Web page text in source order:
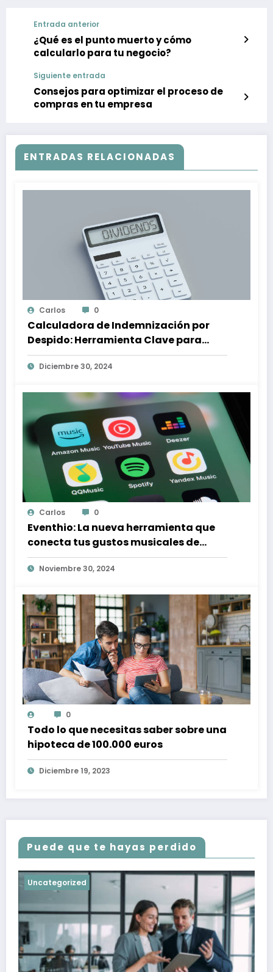
Entrada anterior
¿Qué es el punto muerto y cómo
calcularlo para tu negocio?
Siguiente entrada
Consejos para optimizar el proceso de
compras en tu empresa
ENTRADAS RELACIONADAS
Carlos 0
Calculadora de Indemnización por
Despido: Herramienta Clave para
Proteger tus Derechos Laborales
Diciembre 30, 2024
Carlos 0
Eventhio: La nueva herramienta que
conecta tus gustos musicales de
Spotify con conciertos en tu zona
Noviembre 30, 2024
0
Todo lo que necesitas saber sobre una
hipoteca de 100.000 euros
Diciembre 19, 2023
Puede que te hayas perdido
Uncategorized